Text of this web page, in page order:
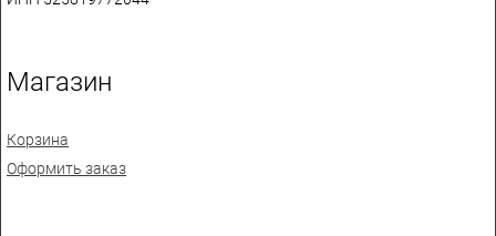
Магазин
Корзина
Оформить заказ